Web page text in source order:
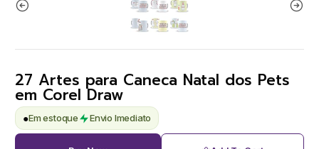
27 Artes para Caneca Natal dos Pets
em Corel Draw
●Em estoque Envio Imediato